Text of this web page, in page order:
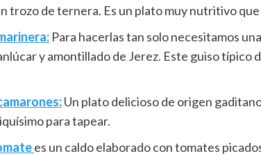
trozo de ternera. Es un plato muy nutritivo
Para hacerlas tan solo necesitamos
y amontillado de Jerez. Este guiso típico
Un plato delicioso de origen
para tapear.
es un caldo elaborado con tomates